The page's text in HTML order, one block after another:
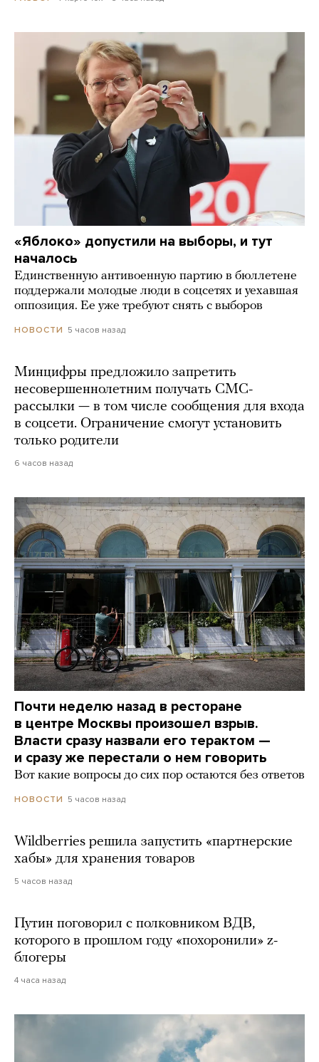
«Яблоко» допустили на выборы, и тут
началось
Единственную антивоенную партию в бюллетене
поддержали молодые люди в соцсетях и уехавшая
оппозиция. Ее уже требуют снять с выборов
НОВОСТИ 5 часов назад
Минцифры предложило запретить
несовершеннолетним получать СМС-
рассылки — в том числе сообщения для входа
в соцсети. Ограничение смогут установить
только родители
6 часов назад
Почти неделю назад в ресторане
в центре Москвы произошел взрыв.
Власти сразу назвали его терактом —
и сразу же перестали о нем говорить
Вот какие вопросы до сих пор остаются без ответов
НОВОСТИ 5 часов назад
Wildberries решила запустить «партнерские
хабы» для хранения товаров
5 часов назад
Путин поговорил с полковником ВДВ,
которого в прошлом году «похоронили» z-
блогеры
4 часа назад